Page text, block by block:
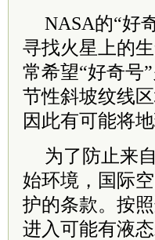
NASA的“好
寻找火星上的
常希望“好奇号
节性斜坡纹线
因此有可能将
为了防止来
始环境，国际
护的条款。按
进入可能有液